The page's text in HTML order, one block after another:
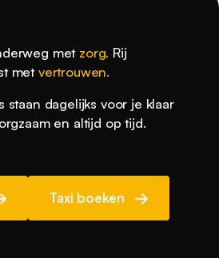
met zorg. Rij
metvertrouwen.
staan dagelijks voor je klaar
en altijd op tijd.
Taxi boeken